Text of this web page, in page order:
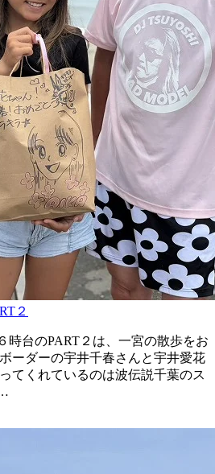
２
時台のPART２は、一宮の散歩をお
ーダーの宇井千春さんと宇井愛花
てくれているのは波伝説千葉のス